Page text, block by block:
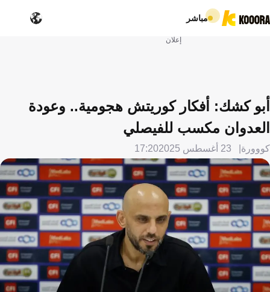
مباشر
إعلان
أبو كشك: أفكار كوريتش هجومية.. وعودة
العدوان مكسب للفيصلي
كووورة 23 أغسطس 2025 17:20